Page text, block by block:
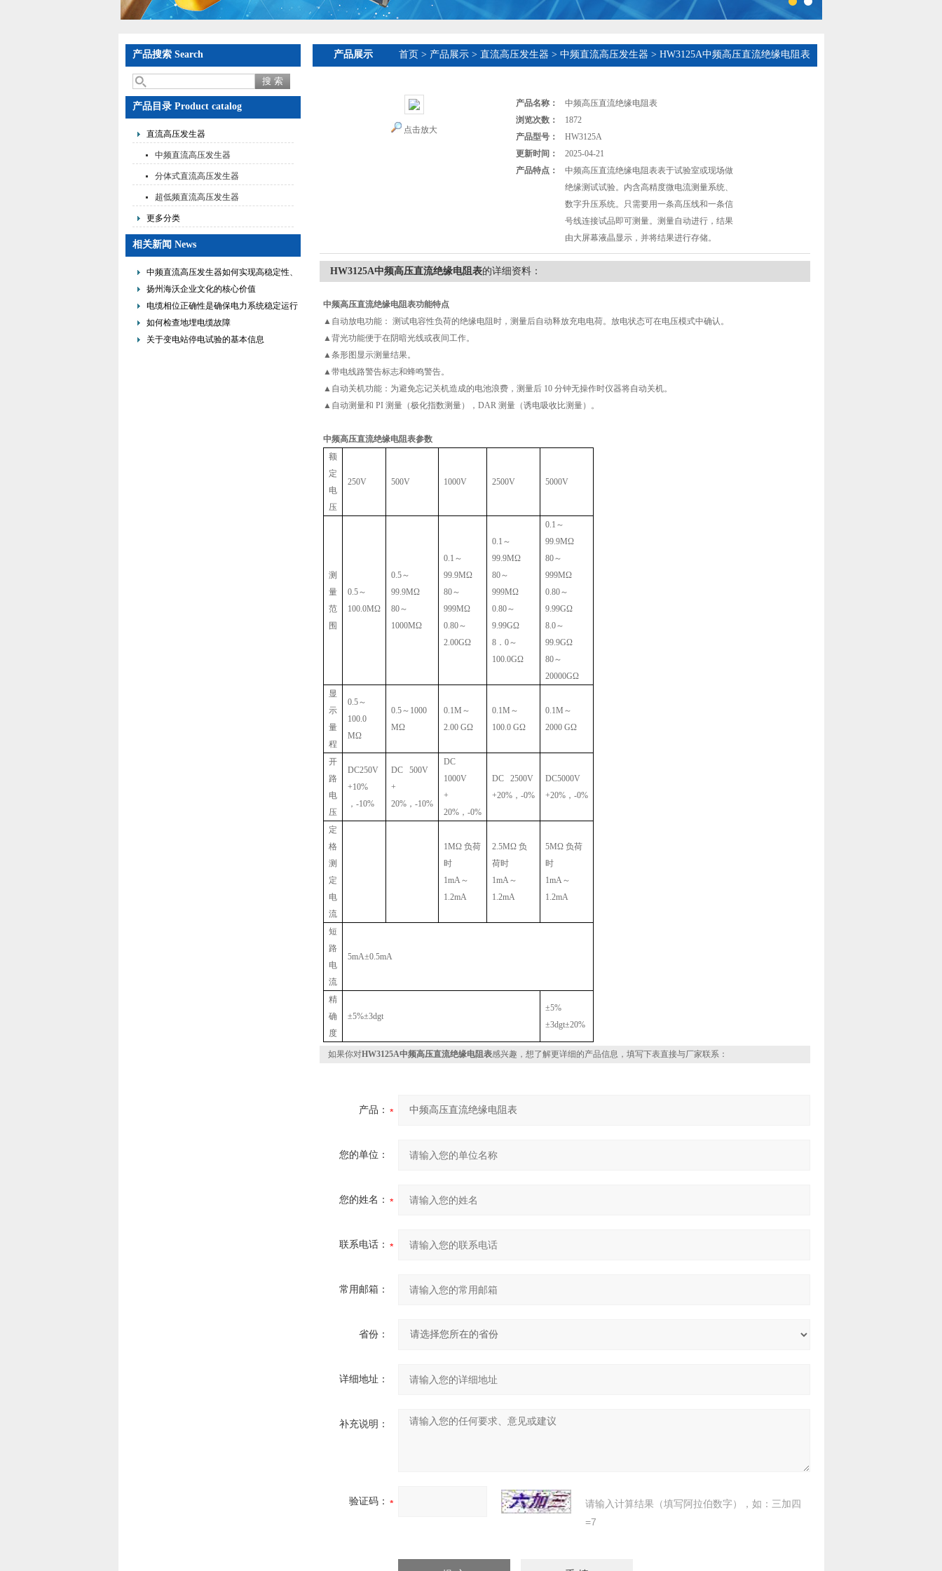
产品搜索 Search
产品目录 Product catalog
直流高压发生器
中频直流高压发生器
分体式直流高压发生器
超低频直流高压发生器
更多分类
相关新闻 News
中频直流高压发生器如何实现高稳定性、
低纹波与便携式设计？
扬州海沃企业文化的核心价值
电缆相位正确性是确保电力系统稳定运行
的重要措施
如何检查地埋电缆故障
关于变电站停电试验的基本信息
产品展示 首页 > 产品展示> 直流高压发生器 > 中频直流高压发生器 > HW3125A中频高压直流绝缘电阻表
点击放大
产品名称：
中频高压直流绝缘电阻表
浏览次数：
1872
产品型号：
HW3125A
更新时间：
2025-04-21
产品特点：
中频高压直流绝缘电阻表表于试验室或现场做
绝缘测试试验。内含高精度微电流测量系统、
数字升压系统。只需要用一条高压线和一条信
号线连接试品即可测量。测量自动进行，结果
由大屏幕液晶显示，并将结果进行存储。
HW3125A中频高压直流绝缘电阻表的详细资料：
中频高压直流绝缘电阻表功能特点
▲自动放电功能： 测试电容性负荷的绝缘电阻时，测量后自动释放充电电荷。放电状态可在电压模式中确认。
▲背光功能便于在阴暗光线或夜间工作。
▲条形图显示测量结果。
▲带电线路警告标志和蜂鸣警告。
▲自动关机功能：为避免忘记关机造成的电池浪费，测量后 10 分钟无操作时仪器将自动关机。
▲自动测量和 PI 测量（极化指数测量），DAR 测量（诱电吸收比测量）。
中频高压直流绝缘电阻表参数
额
定
电
压
250V 500V 1000V 2500V 5000V
测
量
范
围
0.5～
100.0MΩ
0.5～
99.9MΩ
80～
1000MΩ
0.1 ～
99.9MΩ
80～
999MΩ
0.80～
2.00GΩ
0.1 ～
99.9MΩ
80～
999MΩ
0.80～
9.99GΩ
8． 0～
100.0GΩ
0.1 ～
99.9MΩ
80～
999MΩ
0.80～
9.99GΩ
8.0～
99.9GΩ
80～
20000GΩ
显
示
量
程
0.5～
100.0
MΩ
0.5～ 1000
MΩ
0.1M ～
2.00 GΩ
0.1M ～
100.0 GΩ
0.1M ～
2000 GΩ
开
路
电
压
DC250V
+10%
， -10%
DC 500V
+
20%， -10%
DC
1000V
+
20%， -0%
DC 2500V
+20%， -0%
DC5000V
+20%， -0%
定
格
测
定
电
流
1MΩ 负荷
时
1mA～
1.2mA
2.5MΩ 负
荷时
1mA～
1.2mA
5MΩ 负荷
时
1mA～
1.2mA
短
路
电
流
5mA±0.5mA
精
确
度
±5%±3dgt
±5%
±3dgt±20%
如果你对HW3125A中频高压直流绝缘电阻表感兴趣，想了解更详细的产品信息，填写下表直接与厂家联系：
产品：
您的单位：
您的姓名：
联系电话：
常用邮箱：
省份：
详细地址：
补充说明：
验证码：
请输入计算结果（填写阿拉伯数字），如：三加四
=7